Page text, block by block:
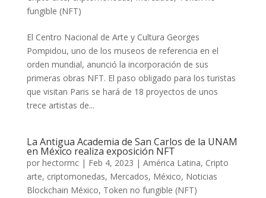
fungible (NFT)
El Centro Nacional de Arte y Cultura Georges
Pompidou, uno de los museos de referencia en el
orden mundial, anunció la incorporación de sus
primeras obras NFT. El paso obligado para los turistas
que visitan Paris se hará de 18 proyectos de unos
trece artistas de...
La Antigua Academia de San Carlos de la UNAM
en México realiza exposición NFT
por hectormc| Feb 4, 2023 | América Latina, Cripto
arte, criptomonedas, Mercados, México, Noticias
Blockchain México, Token no fungible (NFT)